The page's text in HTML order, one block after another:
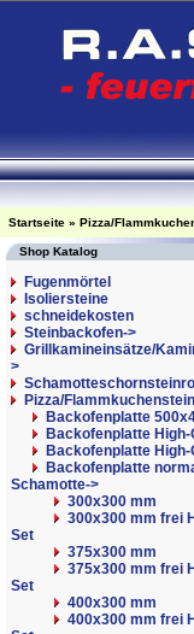
Startseite » Pizza/
Shop Katalog
Fugenmörtel
Isoliersteine
schneidekosten
Steinbackofen->
Grillkamineinsätze/
>
Pizza/Flammkuchenstein
Backofenplatte
Backofenplatte High-
Backofenplatte High-
Backofenplatte
Schamotte->
300x300 mm
300x300 mm frei
Set
375x300 mm
375x300 mm frei
Set
400x300 mm
400x300 mm frei